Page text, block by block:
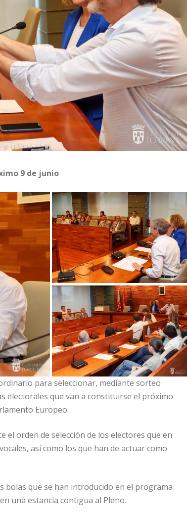
9 de junio
para seleccionar, mediante sorteo
electorales que van a constituirse el próximo
Europeo.
el orden de selección de los electores que en
así como los que han de actuar como
bolas que se han introducido en el programa
una estancia contigua al Pleno.